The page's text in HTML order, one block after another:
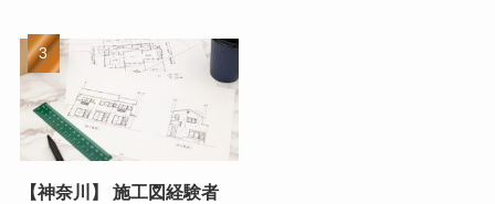
【神奈川】 施工図経験者